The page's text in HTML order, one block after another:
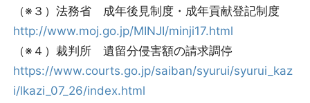
（※３）法務省 成年後見制度・成年貢献登記制度
http://www.moj.go.jp/MINJI/minji17.html
（※４）裁判所 遺留分侵害額の請求調停
https://www.courts.go.jp/saiban/syurui/syurui_kaz
i/lkazi_07_26/index.html